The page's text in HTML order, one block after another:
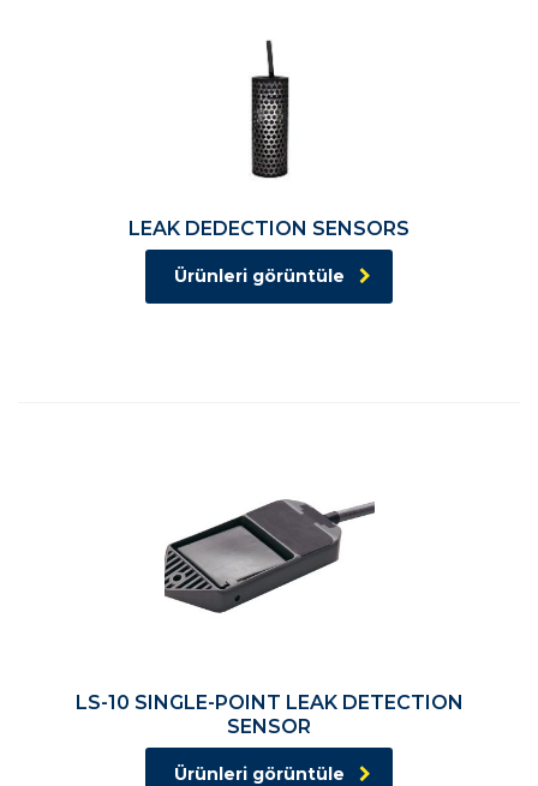
LEAK DEDECTION SENSORS
Ürünleri görüntüle
LS-10 SINGLE-POINT LEAK DETECTION
SENSOR
Ürünleri görüntüle